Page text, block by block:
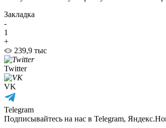
Закладка
-
1
+
239,9 тыс
Twitter
VK
Telegram
Подписывайтесь на нас в Telegram,